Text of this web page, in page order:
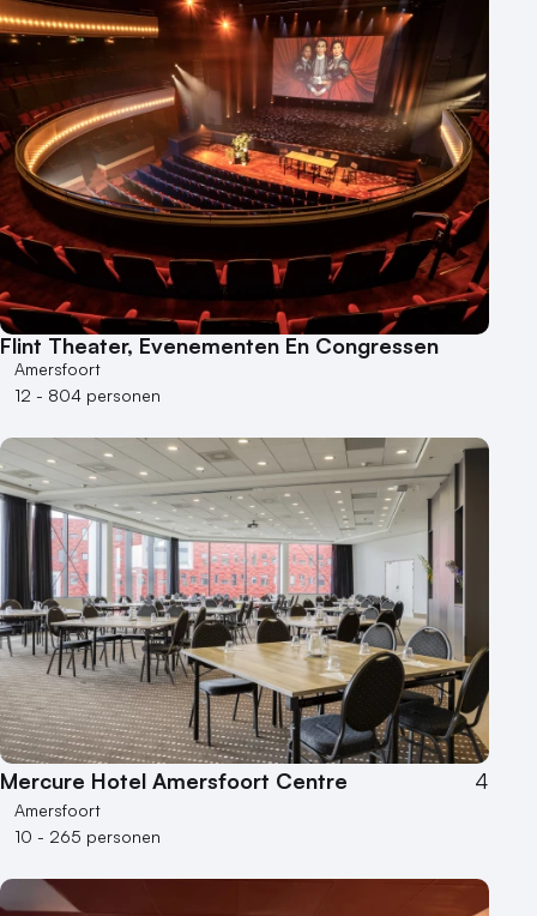
Flint Theater, Evenementen En Congressen
Amersfoort
12 - 804 personen
Mercure Hotel Amersfoort Centre 4
Amersfoort
10 - 265 personen